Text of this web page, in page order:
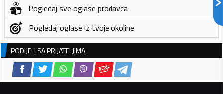
Pogledaj sve oglase prodavca
Pogledaj oglase iz tvoje okoline
PODIJELI SA PRIJATELJIMA